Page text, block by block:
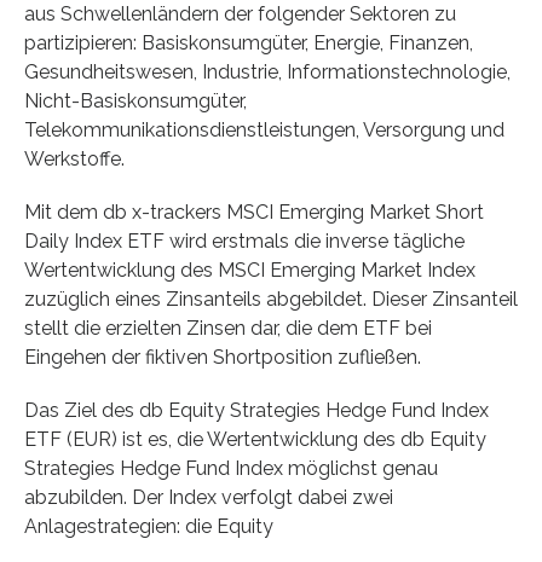
aus Schwellenländern der folgender Sektoren zu
partizipieren: Basiskonsumgüter, Energie, Finanzen,
Gesundheitswesen, Industrie, Informationstechnologie,
Nicht-Basiskonsumgüter,
Telekommunikationsdienstleistungen, Versorgung und
Werkstoffe.
Mit dem db x-trackers MSCI Emerging Market Short
Daily Index ETF wird erstmals die inverse tägliche
Wertentwicklung des MSCI Emerging Market Index
zuzüglich eines Zinsanteils abgebildet. Dieser Zinsanteil
stellt die erzielten Zinsen dar, die dem ETF bei
Eingehen der fiktiven Shortposition zufließen.
Das Ziel des db Equity Strategies Hedge Fund Index
ETF (EUR) ist es, die Wertentwicklung des db Equity
Strategies Hedge Fund Index möglichst genau
abzubilden. Der Index verfolgt dabei zwei
Anlagestrategien: die Equity